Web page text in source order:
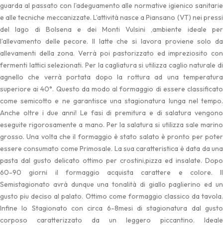
guarda al passato con l’adeguamento alle normative igienico sanitarie
e alle tecniche meccanizzate. L’attività nasce a Piansano (VT) nei pressi
del lago di Bolsena e dei Monti Vulsini ,ambiente ideale per
l’allevamento delle pecore. Il latte che si lavora proviene solo da
allevamenti della zona. Verrà poi pastorizzato ed impreziosito con
fermenti lattici selezionati. Per la cagliatura si utilizza caglio naturale di
agnello che verrà portata dopo la rottura ad una temperatura
superiore ai 40°. Questo da modo al formaggio di essere classificato
come semicotto e ne garantisce una stagionatura lunga nel tempo.
Anche oltre i due anni! Le fasi di premitura e di salatura vengono
eseguite rigorosamente a mano. Per la salatura si utilizza sale marino
grosso. Una volta che il formaggio è stato salato è pronto per poter
essere consumato come Primosale. La sua caratteristica è data da una
pasta dal gusto delicato ottimo per crostini,pizza ed insalate. Dopo
60-90 giorni il formaggio acquista carattere e colore. Il
Semistagionato avrà dunque una tonalità di giallo paglierino ed un
gusto piu deciso al palato. Ottimo come formaggio classico da tavola.
Infine lo Stagionato con circa 6-8mesi di stagionatura dal gusto
corposo caratterizzato da un leggero piccantino. Ideale